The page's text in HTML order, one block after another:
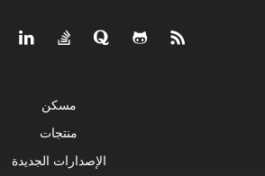
مسكن
منتجات
الإصدارات الجديدة